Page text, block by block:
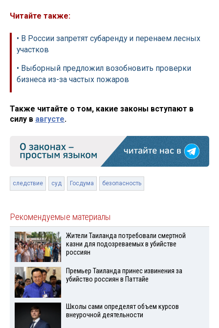
Читайте также:
• В России запретят субаренду и перенаем лесных
участков
• Выборный предложил возобновить проверки
бизнеса из-за частых пожаров
Также читайте о том, какие законы вступают в
силу в августе.
следствие суд Госдума безопасность
Рекомендуемые материалы
Жители Таиланда потребовали смертной
казни для подозреваемых в убийстве
россиян
Премьер Таиланда принес извинения за
убийство россиян в Паттайе
Школы сами определят объем курсов
внеурочной деятельности